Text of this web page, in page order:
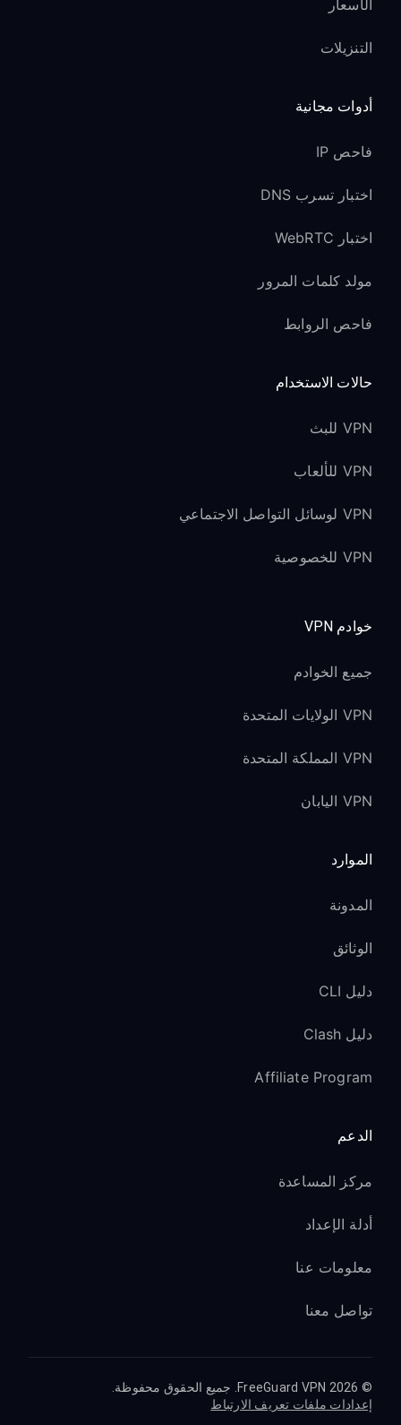
الأسعار
التنزيلات
أدوات مجانية
فاحص IP
اختبار تسرب DNS
اختبار WebRTC
مولد كلمات المرور
فاحص الروابط
حالات الاستخدام
VPN للبث
VPN للألعاب
VPN لوسائل التواصل الاجتماعي
VPN للخصوصية
خوادم VPN
جميع الخوادم
VPN الولايات المتحدة
VPN المملكة المتحدة
VPN اليابان
الموارد
المدونة
الوثائق
دليل CLI
دليل Clash
Affiliate Program
الدعم
مركز المساعدة
أدلة الإعداد
معلومات عنا
تواصل معنا
© 2026 FreeGuard VPN. جميع الحقوق محفوظة.
إعدادات ملفات تعريف الارتباط